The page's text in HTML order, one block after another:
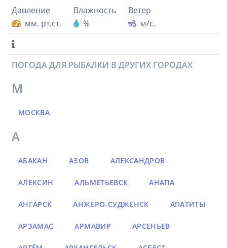
Давление
мм. рт.ст.
Влажность
%
Ветер
м/с.
ПОГОДА ДЛЯ РЫБАЛКИ В ДРУГИХ ГОРОДАХ
М
МОСКВА
А
АБАКАН АЗОВ АЛЕКСАНДРОВ
АЛЕКСИН АЛЬМЕТЬЕВСК АНАПА
АНГАРСК АНЖЕРО-СУДЖЕНСК АПАТИТЫ
АРЗАМАС АРМАВИР АРСЕНЬЕВ